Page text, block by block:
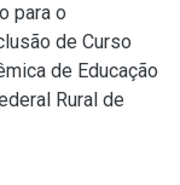
para o
de Curso
de Educação
Rural de